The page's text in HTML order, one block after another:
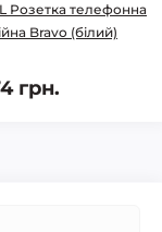
Розетка телефонна
Bravo (білий)
грн.